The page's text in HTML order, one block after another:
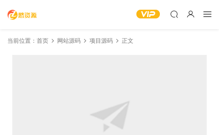
当前位置： 首页 网站源码 项目源码 正文